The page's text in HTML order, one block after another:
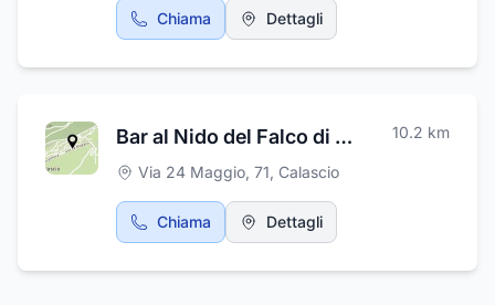
Chiama Dettagli
Bar al Nido del Falco di Angelosante Bruno Osvaldo 10.2 km
Via 24 Maggio, 71, Calascio
Chiama Dettagli